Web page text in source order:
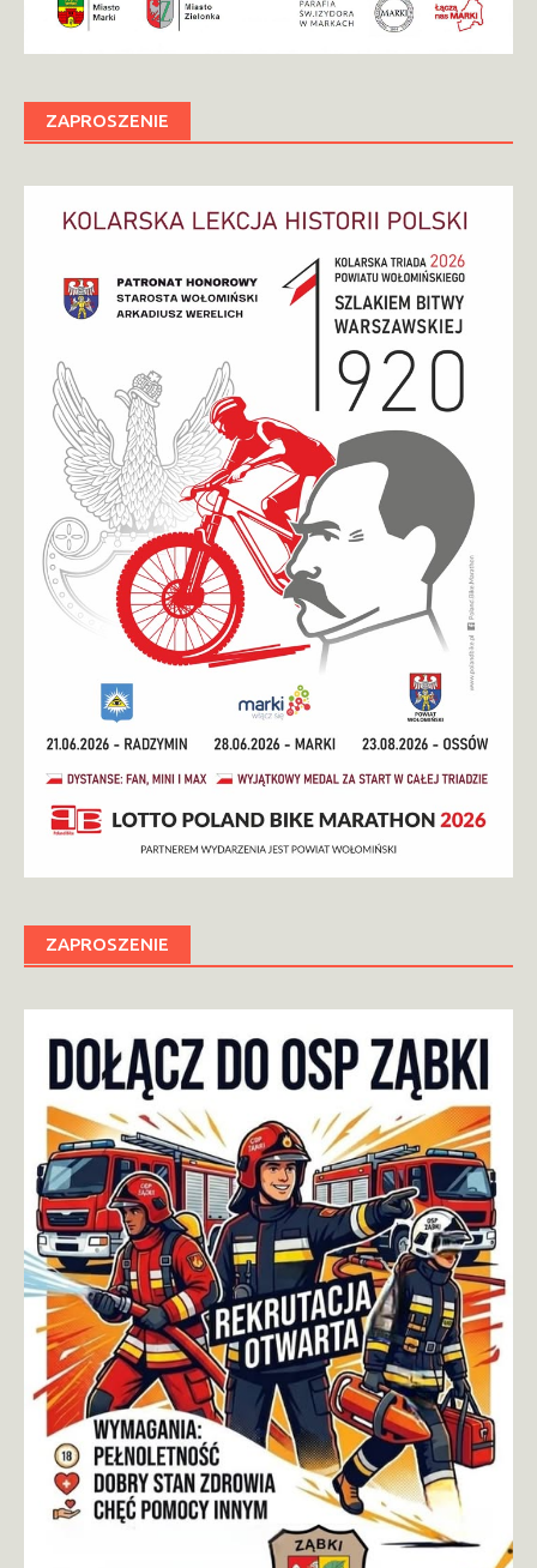
ZAPROSZENIE
ZAPROSZENIE